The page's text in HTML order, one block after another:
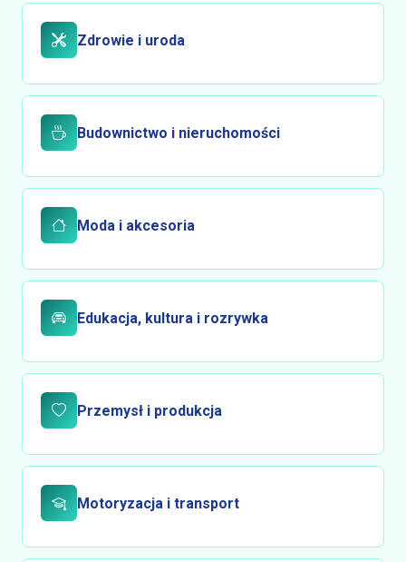
Zdrowie i uroda
Budownictwo i nieruchomości
Moda i akcesoria
Edukacja, kultura i rozrywka
Przemysł i produkcja
Motoryzacja i transport